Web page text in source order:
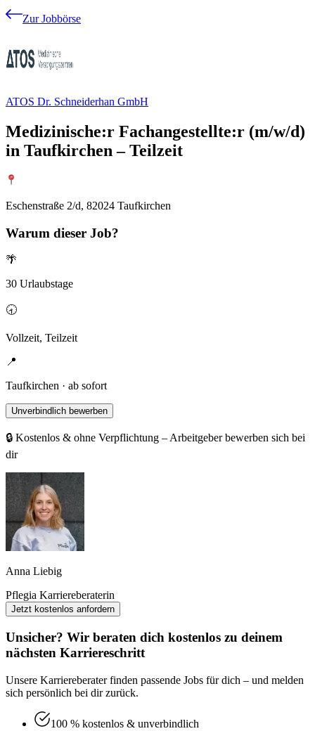
Zur Jobbörse
ATOS Dr. Schneiderhan GmbH
Medizinische:r Fachangestellte:r (m/w/d)
in Taufkirchen – Teilzeit
Eschenstraße 2/d, 82024 Taufkirchen
Warum dieser Job?
🌴
30 Urlaubstage
🕣
Vollzeit, Teilzeit
📍
Taufkirchen · ab sofort
Unverbindlich bewerben
🔒 Kostenlos & ohne Verpflichtung – Arbeitgeber bewerben sich bei
dir
Anna Liebig
Pflegia Karriereberaterin
Jetzt kostenlos anfordern
Unsicher? Wir beraten dich kostenlos zu deinem
nächsten Karriereschritt
Unsere Karriereberater finden passende Jobs für dich – und melden
sich persönlich bei dir zurück.
100 % kostenlos & unverbindlich